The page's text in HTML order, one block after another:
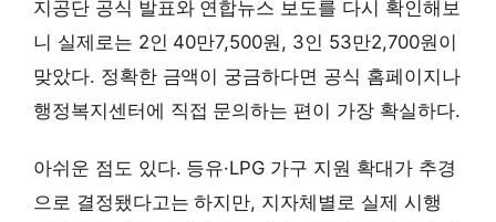
지공단 공식 발표와 연합뉴스 보도를 다시 확인해보
니 실제로는 2인 40만7,500원, 3인 53만2,700원이
맞았다. 정확한 금액이 궁금하다면 공식 홈페이지나
행정복지센터에 직접 문의하는 편이 가장 확실하다.
아쉬운 점도 있다. 등유·LPG 가구 지원 확대가 추경
으로 결정됐다고는 하지만, 지자체별로 실제 시행